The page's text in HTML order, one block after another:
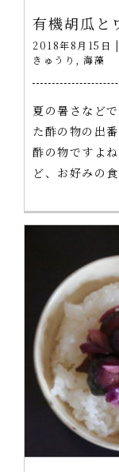
有機胡瓜と
2018年8月15日 |
きゅうり
海藻
夏の暑さなど
た酢の物の出
酢の物ですよ
ど、お好みの